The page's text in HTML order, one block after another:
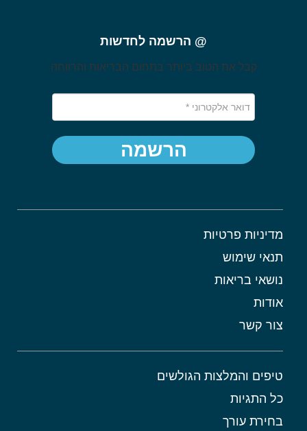
מדיניות פרטיות
תנאי שימוש
נושאי בריאות
אודות
צור קשר
טיפים והמלצות הגולשים
כל התגיות
בחירת עורך
@ הרשמה לחדשות
קבל את הטוב ביותר בתחום הבריאות והרווחה
הרשמה